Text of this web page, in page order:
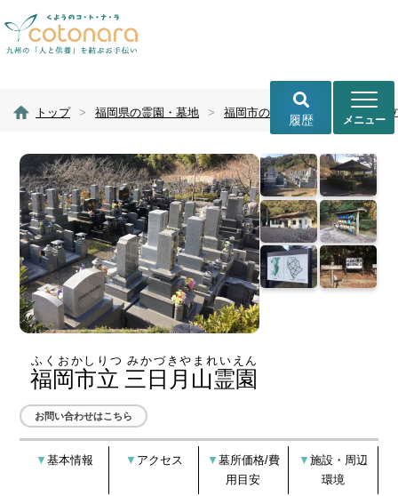
トップ > 福岡県の霊園・墓地 > 福岡市の霊園・墓地 福岡市
福岡市立 三日月山霊園
ふくおかしりつ みかづきやまれいえん
お問い合わせはこちら
基本情報 アクセス
墓所価格/費
用目安
施設・周辺
環境
履歴